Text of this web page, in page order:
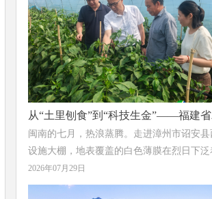
从“土里刨食”到“科技生金”——福建
亚热所为辣椒产业装上“绿色芯片”
闽南的七月，热浪蒸腾。走进漳州市诏安县
设施大棚，地表覆盖的白色薄膜在烈日下泛
膜下土壤温度持续攀升，一场无声的“土壤革
这里上演。
2026年07月29日